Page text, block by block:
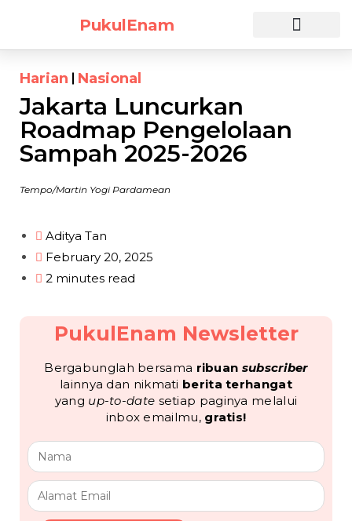
PukulEnam
Harian Nasional
Jakarta Luncurkan
Roadmap Pengelolaan
Sampah 2025-2026
Tempo/Martin Yogi Pardamean
Aditya Tan
February 20, 2025
2 minutes read
PukulEnam Newsletter
Bergabunglah bersama ribuan subscriber
lainnya dan nikmati berita terhangat
yang up-to-date setiap paginya melalui
inbox emailmu, gratis!